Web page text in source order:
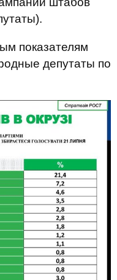
показателям
депутаты по